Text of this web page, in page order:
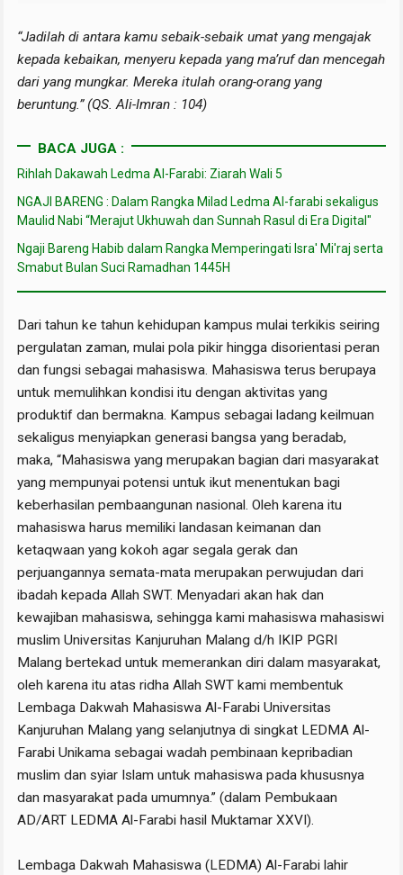
“Jadilah di antara kamu sebaik-sebaik umat yang mengajak
kepada kebaikan, menyeru kepada yang ma’ruf dan mencegah
dari yang mungkar. Mereka itulah orang-orang yang
beruntung.” (QS. Ali-Imran : 104)
BACA JUGA :
Rihlah Dakawah Ledma Al-Farabi: Ziarah Wali 5
NGAJI BARENG : Dalam Rangka Milad Ledma Al-farabi sekaligus
Maulid Nabi “Merajut Ukhuwah dan Sunnah Rasul di Era Digital"
Ngaji Bareng Habib dalam Rangka Memperingati Isra' Mi'raj serta
Smabut Bulan Suci Ramadhan 1445H
Dari tahun ke tahun kehidupan kampus mulai terkikis seiring
pergulatan zaman, mulai pola pikir hingga disorientasi peran
dan fungsi sebagai mahasiswa. Mahasiswa terus berupaya
untuk memulihkan kondisi itu dengan aktivitas yang
produktif dan bermakna. Kampus sebagai ladang keilmuan
sekaligus menyiapkan generasi bangsa yang beradab,
maka, “Mahasiswa yang merupakan bagian dari masyarakat
yang mempunyai potensi untuk ikut menentukan bagi
keberhasilan pembaangunan nasional. Oleh karena itu
mahasiswa harus memiliki landasan keimanan dan
ketaqwaan yang kokoh agar segala gerak dan
perjuangannya semata-mata merupakan perwujudan dari
ibadah kepada Allah SWT. Menyadari akan hak dan
kewajiban mahasiswa, sehingga kami mahasiswa mahasiswi
muslim Universitas Kanjuruhan Malang d/h IKIP PGRI
Malang bertekad untuk memerankan diri dalam masyarakat,
oleh karena itu atas ridha Allah SWT kami membentuk
Lembaga Dakwah Mahasiswa Al-Farabi Universitas
Kanjuruhan Malang yang selanjutnya di singkat LEDMA Al-
Farabi Unikama sebagai wadah pembinaan kepribadian
muslim dan syiar Islam untuk mahasiswa pada khususnya
dan masyarakat pada umumnya.” (dalam Pembukaan
AD/ART LEDMA Al-Farabi hasil Muktamar XXVI).
Lembaga Dakwah Mahasiswa (LEDMA) Al-Farabi lahir